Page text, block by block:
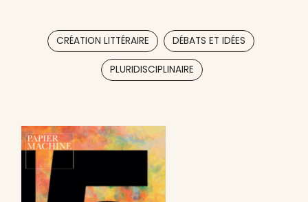
CRÉATION LITTÉRAIRE , DÉBATS ET IDÉES
PLURIDISCIPLINAIRE